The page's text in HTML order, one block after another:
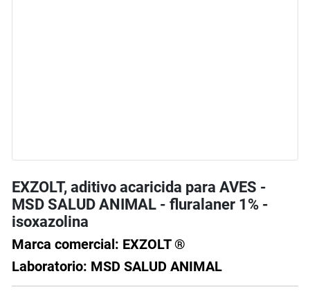
EXZOLT, aditivo acaricida para AVES -
MSD SALUD ANIMAL - fluralaner 1% -
isoxazolina
Marca comercial: EXZOLT ®
Laboratorio: MSD SALUD ANIMAL